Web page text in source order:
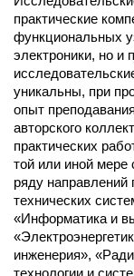
практические
функциональных
электроники, но и
уникальны, при
опыт
авторского
практических
той или иной мере
ряду направлений
технических
«Информатика и
инженерия»,
технологии и